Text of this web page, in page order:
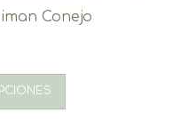
Conejo